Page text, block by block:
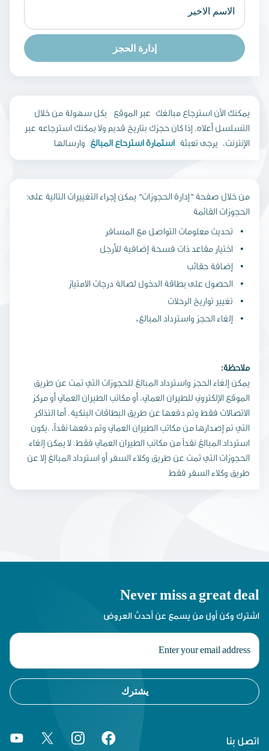
إدارة الحجز
التسلسل أعلاه. إذا كان حجزك بتاريخ قديم ولا يمكنك استرجاعه عبر
الإنترنت، يرجى تعبئة استمارة استرجاع المبالغ وارسالها
:من خلال صفحة "إدارة الحجوزات" يمكن إجراء التغييرات التالية على
الحجوزات القائمة
تحديث معلومات التواصل مع المسافر
اختيار مقاعد ذات فسحة إضافية للأرجل
إضافة حقائب
الحصول على بطاقة الدخول لصالة درجات الامتياز
تغيير تواريخ الرحلات
إلغاء الحجز واسترداد المبالغ*
:ملاحظة
يمكن إلغاء الحجز واسترداد المبالغ للحجوزات التي تمت عن طريق
الموقع الإلكتروني للطيران العماني، أو مكاتب الطيران العماني أو مركز
الاتصالات فقط وتم دفعها عن طريق البطاقات البنكية. أما التذاكر
التي تم إصدارها من مكاتب الطيران العماني وتم دفعها نقداً، .يكون
استرداد المبالغ نقداً من مكاتب الطيران العماني فقط. لا يمكن إلغاء
الحجوزات التي تمت عن طريق وكلاء السفر أو استرداد المبالغ إلا عن
طريق وكلاء السفر فقط
Never miss a great deal
اشترك وكن أول من يسمع عن أحدث العروض
يشترك
اتصل بنا